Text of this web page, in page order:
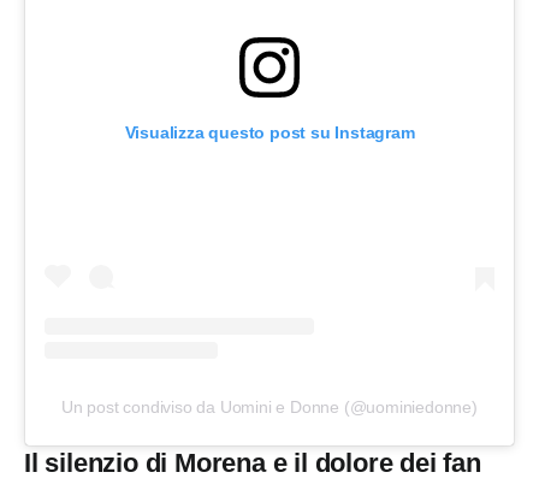
Visualizza questo post su Instagram
Un post condiviso da Uomini e Donne (@uominiedonne)
Il silenzio di Morena e il dolore dei fan